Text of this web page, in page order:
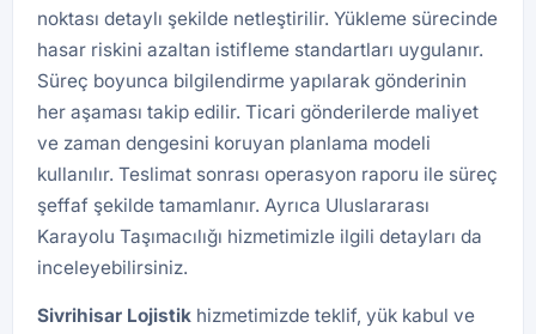
noktası detaylı şekilde netleştirilir. Yükleme sürecinde
hasar riskini azaltan istifleme standartları uygulanır.
Süreç boyunca bilgilendirme yapılarak gönderinin
her aşaması takip edilir. Ticari gönderilerde maliyet
ve zaman dengesini koruyan planlama modeli
kullanılır. Teslimat sonrası operasyon raporu ile süreç
şeffaf şekilde tamamlanır. Ayrıca Uluslararası
Karayolu Taşımacılığı hizmetimizle ilgili detayları da
inceleyebilirsiniz.
Sivrihisar Lojistik hizmetimizde teklif, yük kabul ve